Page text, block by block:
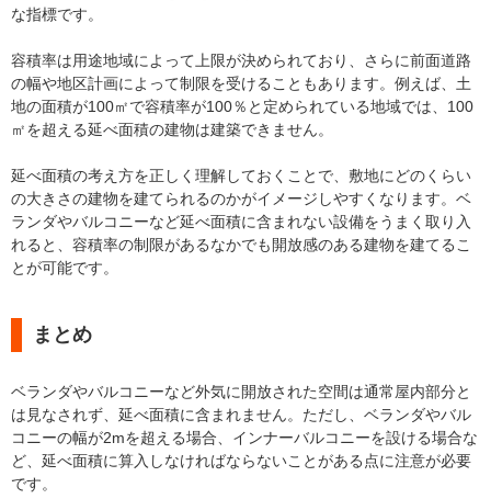
な指標です。
容積率は用途地域によって上限が決められており、さらに前面道路
の幅や地区計画によって制限を受けることもあります。例えば、土
地の面積が100㎡で容積率が100％と定められている地域では、100
㎡を超える延べ面積の建物は建築できません。
延べ面積の考え方を正しく理解しておくことで、敷地にどのくらい
の大きさの建物を建てられるのかがイメージしやすくなります。ベ
ランダやバルコニーなど延べ面積に含まれない設備をうまく取り入
れると、容積率の制限があるなかでも開放感のある建物を建てるこ
とが可能です。
まとめ
ベランダやバルコニーなど外気に開放された空間は通常屋内部分と
は見なされず、延べ面積に含まれません。ただし、ベランダやバル
コニーの幅が2mを超える場合、インナーバルコニーを設ける場合な
ど、延べ面積に算入しなければならないことがある点に注意が必要
です。